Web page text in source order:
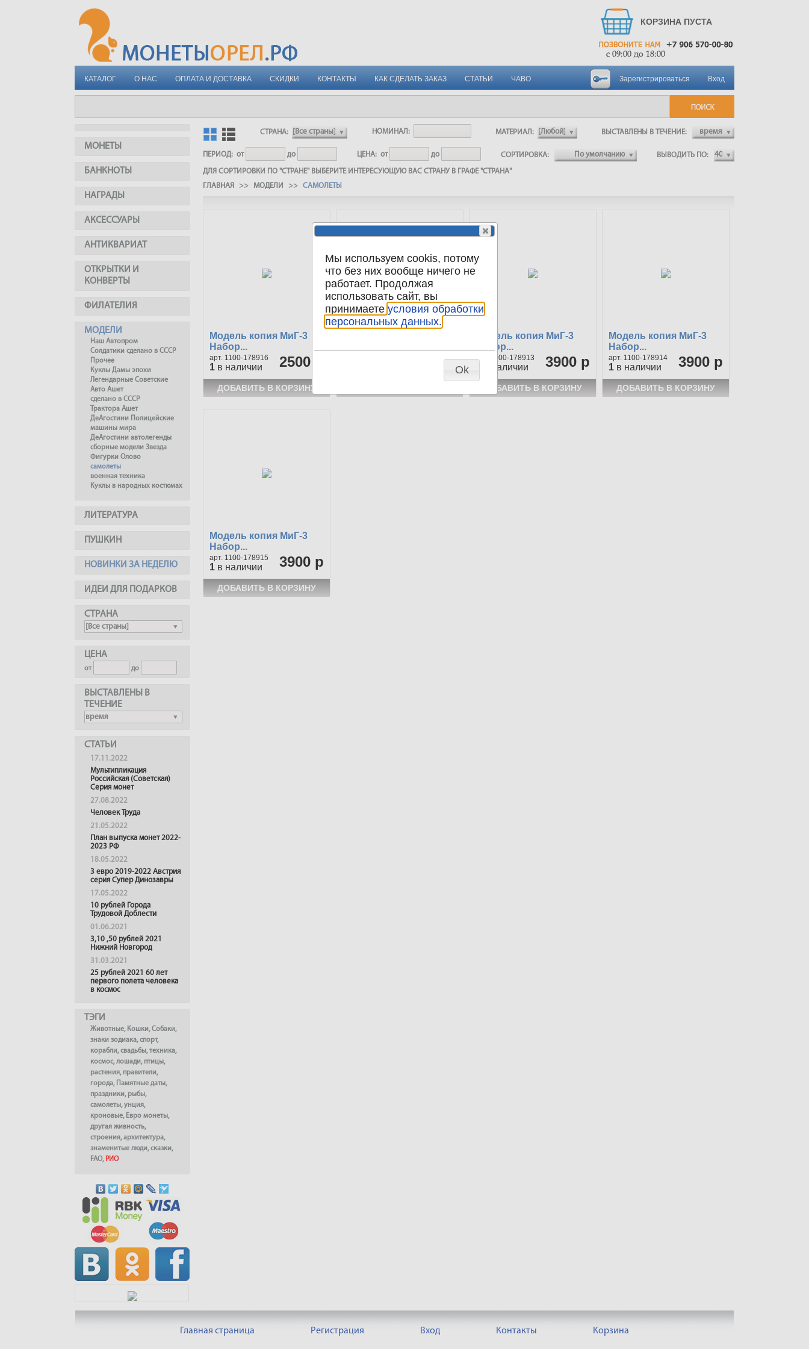
КОРЗИНА ПУСТА
КАТАЛОГ О НАС ОПЛАТА И ДОСТАВКА СКИДКИ КОНТАКТЫ КАК СДЕЛАТЬ ЗАКАЗ СТАТЬИ ЧАВО Вход
Зарегистрироваться
МОНЕТЫ
БАНКНОТЫ
НАГРАДЫ
АКСЕССУАРЫ
АНТИКВАРИАТ
ОТКРЫТКИ И
КОНВЕРТЫ
ФИЛАТЕЛИЯ
МОДЕЛИ
Наш Автопром
Солдатики сделано в СССР
Прочее
Куклы Дамы эпохи
Легендарные Советские
Авто Ашет
сделано в СССР
Трактора Ашет
ДеАгостини Полицейские
машины мира
ДеАгостини автолегенды
сборные модели Звезда
Фигурки Олово
самолеты
военная техника
Куклы в народных костюмах
ЛИТЕРАТУРА
ПУШКИН
НОВИНКИ ЗА НЕДЕЛЮ
ИДЕИ ДЛЯ ПОДАРКОВ
СТРАНА
ЦЕНА
от до
ВЫСТАВЛЕНЫ В
ТЕЧЕНИЕ
СТАТЬИ
17.11.2022
Мультипликация
Российская (Советская)
Серия монет
27.08.2022
Человек Труда
21.05.2022
План выпуска монет 2022-
2023 РФ
18.05.2022
3 евро 2019-2022 Австрия
серия Супер Динозавры
17.05.2022
10 рублей Города
Трудовой Доблести
01.06.2021
3,10 ,50 рублей 2021
Нижний Новгород
31.03.2021
25 рублей 2021 60 лет
первого полета человека
в космос
ТЭГИ
Животные, Кошки,Собаки,
знаки зодиака,спорт,
корабли,свадьбы,техника,
космос,лошади, птицы,
растения, правители,
города, Памятные даты,
праздники, рыбы,
самолеты,унция,
кроновые, Евро монеты,
другая живность,
строения,архитектура,
знаменитые люди,сказки,
FAO, РИО
СТРАНА: НОМИНАЛ: МАТЕРИАЛ: ВЫСТАВЛЕНЫ В ТЕЧЕНИЕ:
ПЕРИОД: от до ЦЕНА: от до СОРТИРОВКА: ВЫВОДИТЬ ПО:
ДЛЯ СОРТИРОВКИ ПО "СТРАНЕ" ВЫБЕРИТЕ ИНТЕРЕСУЮЩУЮ ВАС СТРАНУ В ГРАФЕ "СТРАНА"
ГЛАВНАЯ
>> МОДЕЛИ >> САМОЛЕТЫ
Модель копия МиГ-3
Набор...
2500 р
1100-178916
1 в наличии 2500 р
Модель копия МиГ-3
Набор...
3900 р
1100-178913
в наличии
Модель копия МиГ-3
Набор...
3900 р
1100-178914
1 в наличии
Модель копия МиГ-3
Набор...
3900 р
1100-178915
1 в наличии
Главная страница Регистрация Вход Контакты Корзина
Мы используем cookis, потому
что без них вообще ничего не
работает. Продолжая
использовать сайт, вы
принимаете условия обработки
персональных данных.
Ok